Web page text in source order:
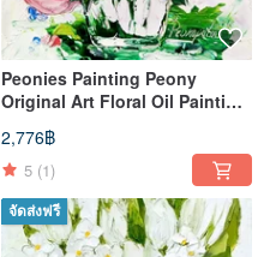
Peonies Painting Peony
Original Art Floral Oil Painting
Flowers Small Wall Art
2,776฿
5 (1)
จัดส่งฟรี